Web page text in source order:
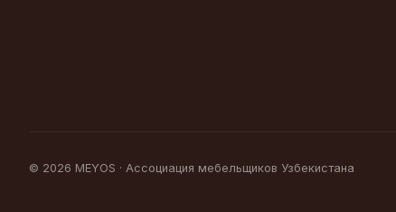
© 2026 MEYOS · Ассоциация мебельщиков Узбекистана